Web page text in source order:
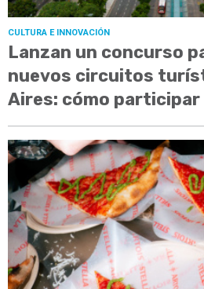
CULTURA E INNOVACIÓN
Lanzan un concurso
nuevos circuitos
Aires: cómo participar